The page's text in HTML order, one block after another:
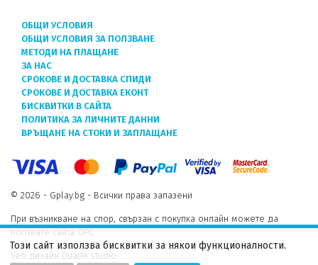
ОБЩИ УСЛОВИЯ
ОБЩИ УСЛОВИЯ ЗА ПОЛЗВАНЕ
МЕТОДИ НА ПЛАЩАНЕ
ЗА НАС
СРОКОВЕ И ДОСТАВКА СПИДИ
СРОКОВЕ И ДОСТАВКА ЕКОНТ
БИСКВИТКИ В САЙТА
ПОЛИТИКА ЗА ЛИЧНИТЕ ДАННИ
ВРЪЩАНЕ НА СТОКИ И ЗАПЛАЩАНЕ
© 2026 - Gplay.bg - Всички права запазени
При възникване на спор, свързан с покупка онлайн можете да
ползвате сайта ОРС.
Уеб дизайн DualM studio
Този сайт използва бисквитки за някои функционалности.